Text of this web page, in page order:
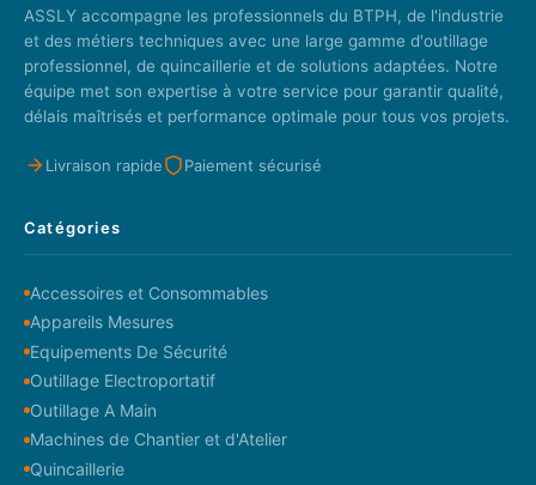
ASSLY accompagne les professionnels du BTPH, de l'industrie
et des métiers techniques avec une large gamme d'outillage
professionnel, de quincaillerie et de solutions adaptées. Notre
équipe met son expertise à votre service pour garantir qualité,
délais maîtrisés et performance optimale pour tous vos projets.
Livraison rapide Paiement sécurisé
Catégories
Accessoires et Consommables
Appareils Mesures
Equipements De Sécurité
Outillage Electroportatif
Outillage A Main
Machines de Chantier et d'Atelier
Quincaillerie